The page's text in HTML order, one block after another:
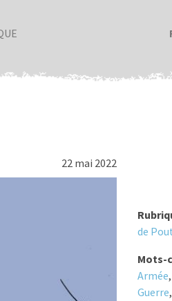
22 mai 2022
de
Mots-
Armée,
Guerre,